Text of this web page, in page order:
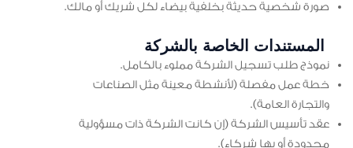
صورة شخصية حديثة بخلفية بيضاء لكل شريك أو مالك.
المستندات الخاصة بالشركة
نموذج طلب تسجيل الشركة مملوء بالكامل.
خطة عمل مفصلة (لأنشطة معينة مثل الصناعات
والتجارة العامة).
عقد تأسيس الشركة (إن كانت الشركة ذات مسؤولية
محدودة أو بها شركاء).